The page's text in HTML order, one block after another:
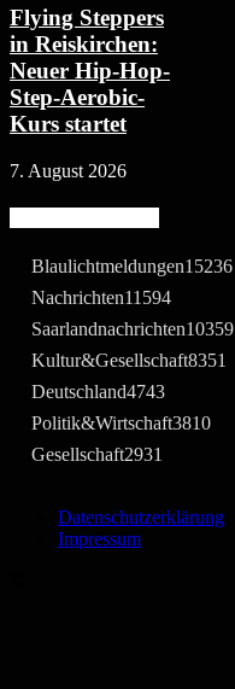
Flying Steppers
in Reiskirchen:
Neuer Hip-Hop-
Step-Aerobic-
Kurs startet
7. August 2026
Blaulichtmeldungen15236
Nachrichten11594
Saarlandnachrichten10359
Kultur&Gesellschaft8351
Deutschland4743
Politik&Wirtschaft3810
Gesellschaft2931
Datenschutzerklärung
Impressum